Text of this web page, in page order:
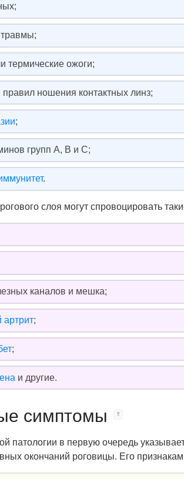
термические ожоги;
ношения контактных линз;
;
групп A, B и C;
.
слоя могут спровоцировать
каналов и мешка;
артрит;
;
и другие.
симптомы
патологии в первую очередь
окончаний роговицы. Его